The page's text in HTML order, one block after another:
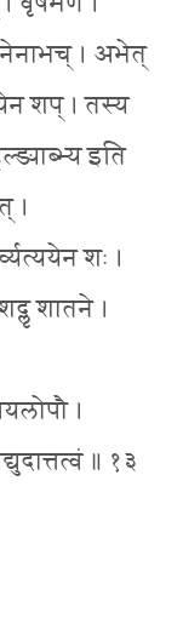
। अभेत्
शप् । तस्य
इति
।
शः ।
शातने ।
।
॥ १३